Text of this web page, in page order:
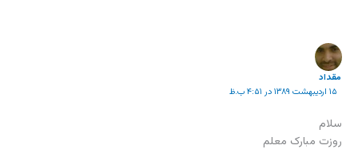
مقداد
۱۵ اردیبهشت ۱۳۸۹ در ۴:۵۱ ب.ظ
سلام
روزت مبارک معلم